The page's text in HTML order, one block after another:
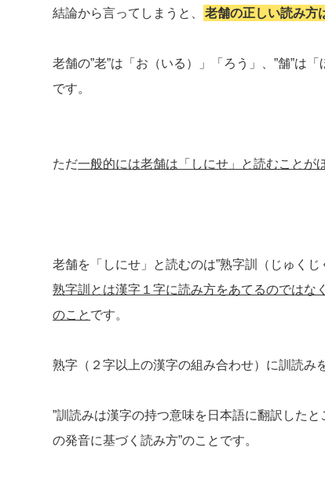
結論から言ってしまうと、 老舗の正しい読み方
老舗の”老”は「お（いる）」「ろう」、”舗”は
です。
ただ一般的には老舗は「しにせ」と読むことが
老舗を「しにせ」と読むのは”熟字訓（じゅくじ
熟字訓とは漢字１字に読み方をあてるのではな
のこと です。
熟字（２字以上の漢字の組み合わせ）に訓読み
”訓読みは漢字の持つ意味を日本語に翻訳した
の発音に基づく読み方”のことです。